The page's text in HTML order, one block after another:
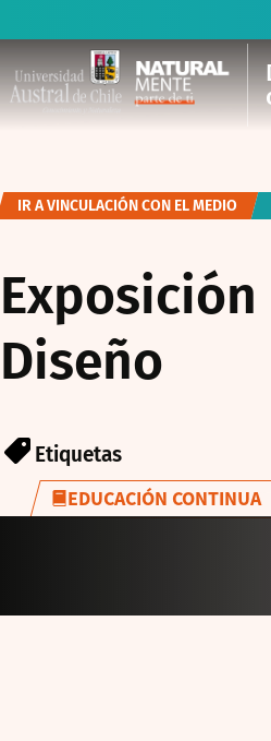
IR A VINCULACIÓN CON EL MEDIO
Diseño
Etiquetas
EDUCACIÓN CONTINUA